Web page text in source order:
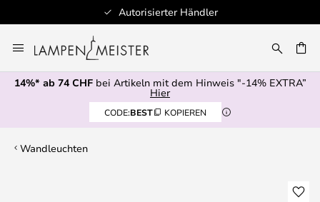
Autorisierter Händler
Inhalt
springen
14%* ab 74 CHFbei Artikeln mit dem Hinweis "-14% EXTRA”
Hier
CODE:BEST KOPIEREN
Wandleuchten